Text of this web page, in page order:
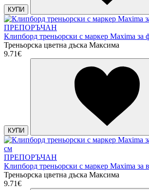
КУПИ
ПРЕПОРЪЧАН
Клипборд треньорски с маркер Maxima за
Треньорска цветна дъска Максима
9.71€
КУПИ
ПРЕПОРЪЧАН
Клипборд треньорски с маркер Maxima за
Треньорска цветна дъска Максима
9.71€